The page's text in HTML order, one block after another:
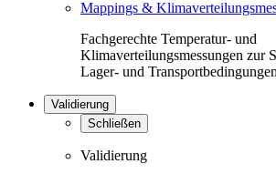
Mappings &
Fachgerechte Temperatur- und
Klimaverteilungsmessungen zur
Lager- und
Validierung
Schließen
Validierung